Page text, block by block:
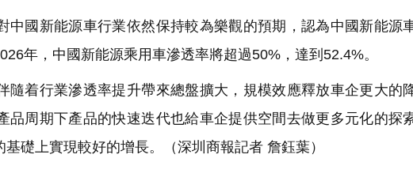
國新能源車行業依然保持較為樂觀的預期，認為中國新能源
年，中國新能源乘用車滲透率將超過50%，達到52.4%。
着行業滲透率提升帶來總盤擴大，規模效應釋放車企更大的
品周期下產品的快速迭代也給車企提供空間去做更多元化的探
礎上實現較好的增長。
（深圳商報記者 詹鈺葉）